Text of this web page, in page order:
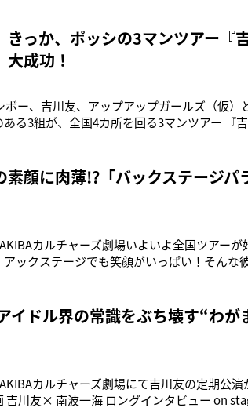
きっか、ポッシの3マンツアー『
大成功！
ボー、吉川友、アップアップガールズ（仮
ある3組が、全国4カ所を回る3マンツアー 『
出順を決めることとなった。勝敗は、ポッ
っか、ア
素顔に肉薄!?「バックステージパ
カルチャーズ劇場いよいよ全国ツアー
アックステージでも笑顔がいっぱい！そん
イドル界の常識をぶち壊す“わが
カルチャーズ劇場にて吉川友の定期公
吉川友× 南波一海 ロングインタビュー on